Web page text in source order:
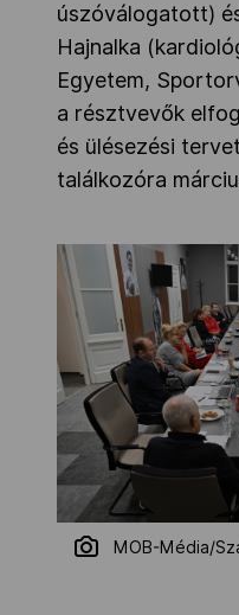
úszóválogatott)
Hajnalka
Egyetem,
a résztvevők
és ülésezési
találkozóra
MOB-Média/